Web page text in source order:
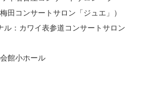
田コンサートサロン「ジュエ」）
ル：カワイ表参道コンサートサロン
館小ホール